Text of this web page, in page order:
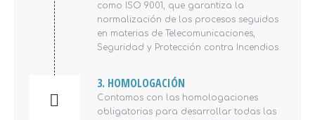
como ISO 9001, que garantiza la
normalización de los procesos seguidos
en materias de Telecomunicaciones,
Seguridad y Protección contra Incendios.
3. HOMOLOGACIÓN
Contamos con las homologaciones
obligatorias para desarrollar todas las